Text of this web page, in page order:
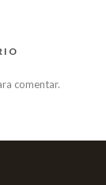
comentar.